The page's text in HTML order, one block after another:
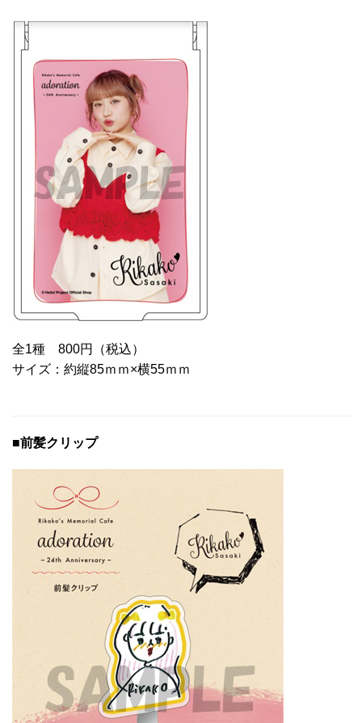
全1種 800円（税込）
サイズ：約縦85ｍｍ×横55ｍｍ
■前髪クリップ